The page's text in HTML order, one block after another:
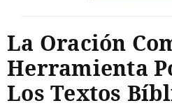
La Oración
Herramienta
Los Textos